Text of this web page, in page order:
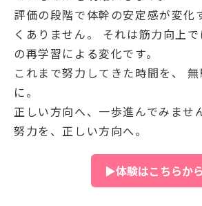
評価の段階で体幹の安定感が変化
くありません。 それは筋力向上
の再学習による変化です。
これまで努力してきた時間を、
に。
正しい方向へ、一歩進んでみませ
努力を、正しい方向へ。
▶体験はこちらから